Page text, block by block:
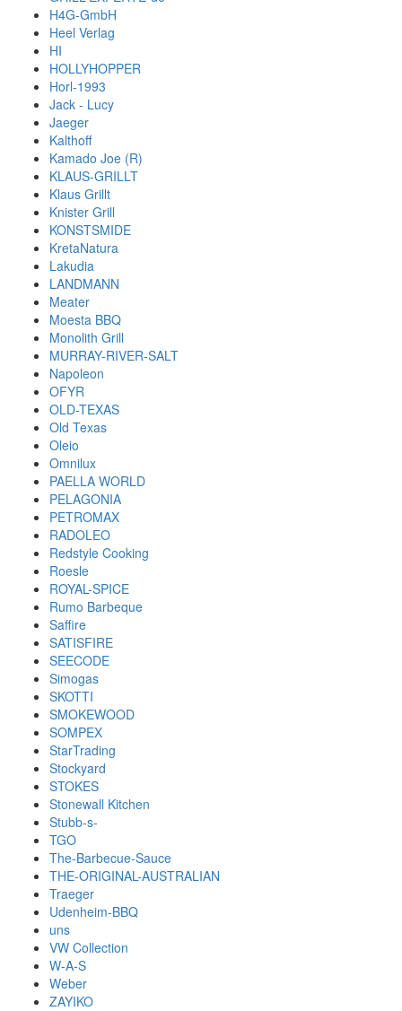
H4G-GmbH
Heel Verlag
HI
HOLLYHOPPER
Horl-1993
Jack - Lucy
Jaeger
Kalthoff
Kamado Joe (R)
KLAUS-GRILLT
Klaus Grillt
Knister Grill
KONSTSMIDE
KretaNatura
Lakudia
LANDMANN
Meater
Moesta BBQ
Monolith Grill
MURRAY-RIVER-SALT
Napoleon
OFYR
OLD-TEXAS
Old Texas
Oleio
Omnilux
PAELLA WORLD
PELAGONIA
PETROMAX
RADOLEO
Redstyle Cooking
Roesle
ROYAL-SPICE
Rumo Barbeque
Saffire
SATISFIRE
SEECODE
Simogas
SKOTTI
SMOKEWOOD
SOMPEX
StarTrading
Stockyard
STOKES
Stonewall Kitchen
Stubb-s-
TGO
The-Barbecue-Sauce
THE-ORIGINAL-AUSTRALIAN
Traeger
Udenheim-BBQ
uns
VW Collection
W-A-S
Weber
ZAYIKO